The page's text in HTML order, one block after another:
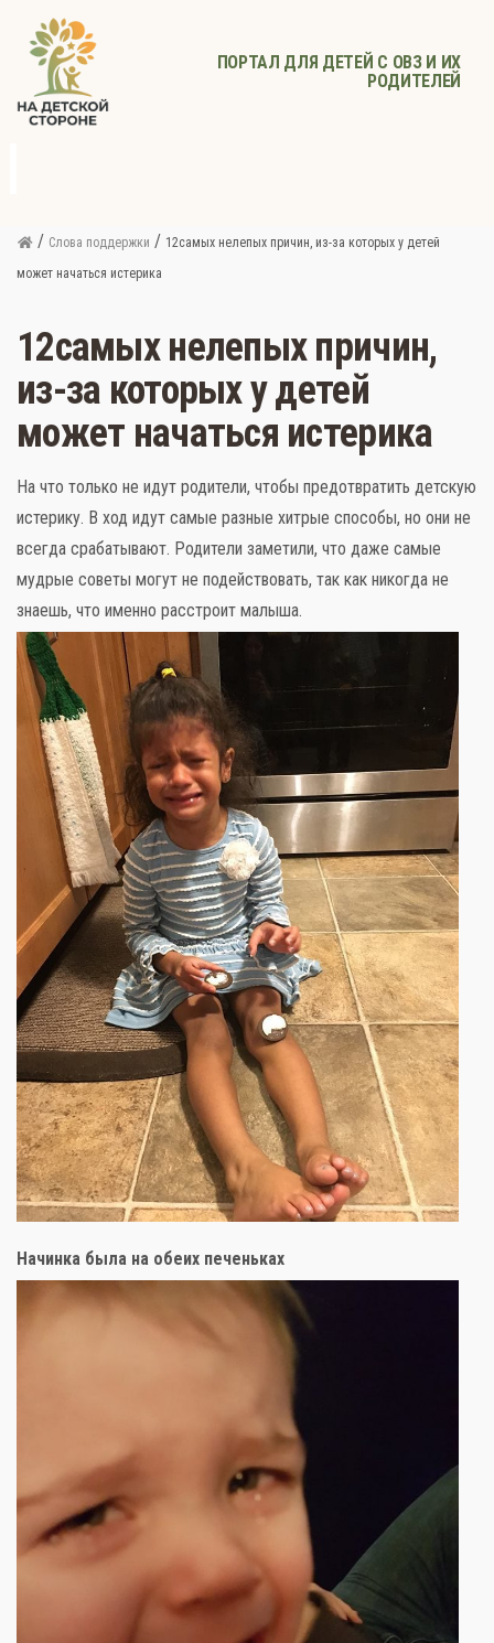
ПОРТАЛ ДЛЯ ДЕТЕЙ С ОВЗ И ИХ
РОДИТЕЛЕЙ
Детское видео
Детские игры
Стихи
Детская литература
Полезный досуг
Карта
/ Слова поддержки / 12самых нелепых причин, из-за которых у детей
может начаться истерика
12самых нелепых причин,
из-за которых у детей
может начаться истерика
На что только не идут родители, чтобы предотвратить детскую
истерику. В ход идут самые разные хитрые способы, но они не
всегда срабатывают. Родители заметили, что даже самые
мудрые советы могут не подействовать, так как никогда не
знаешь, что именно расстроит малыша.
Начинка была на обеих печеньках